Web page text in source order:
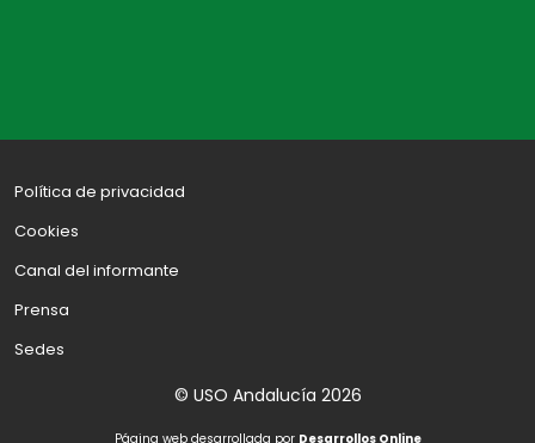
Política de privacidad
Cookies
Canal del informante
Prensa
Sedes
© USO Andalucía 2026
Página web desarrollada por Desarrollos Online